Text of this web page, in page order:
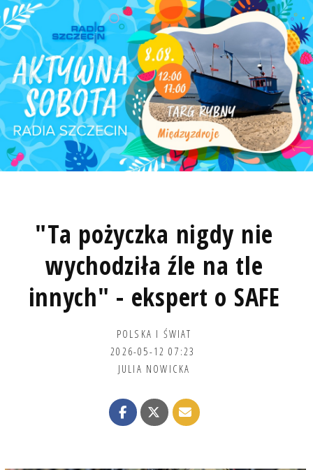
"Ta pożyczka nigdy nie
wychodziła źle na tle
innych" - ekspert o SAFE
POLSKA I ŚWIAT
2026-05-12 07:23
JULIA NOWICKA